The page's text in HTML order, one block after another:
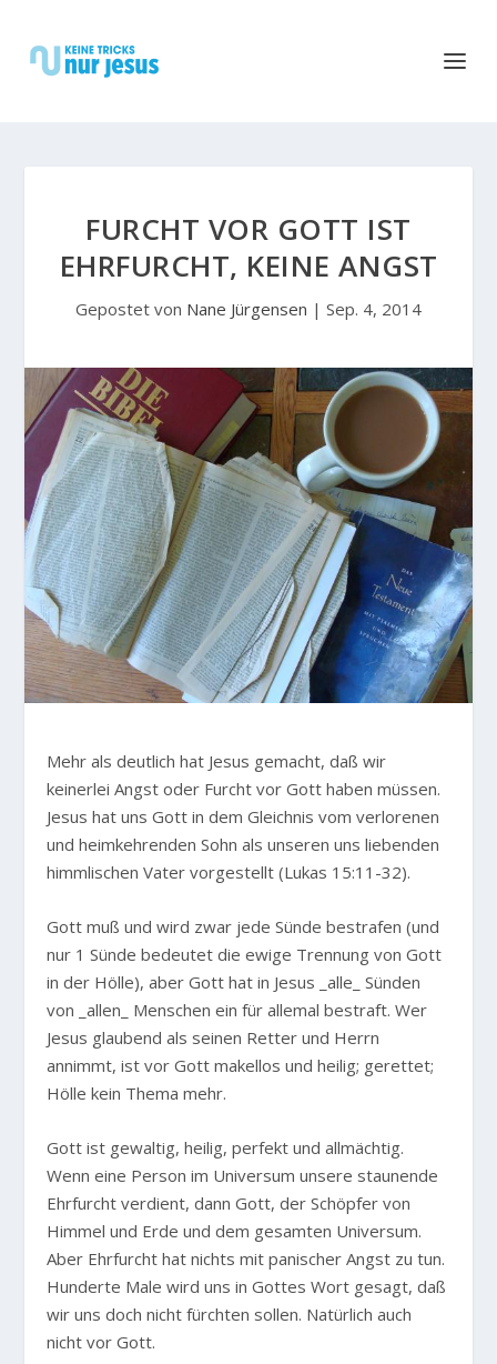
FURCHT VOR GOTT IST
EHRFURCHT, KEINE ANGST
Gepostet von Nane Jürgensen | Sep. 4, 2014
Mehr als deutlich hat Jesus gemacht, daß wir
keinerlei Angst oder Furcht vor Gott haben müssen.
Jesus hat uns Gott in dem Gleichnis vom verlorenen
und heimkehrenden Sohn als unseren uns liebenden
himmlischen Vater vorgestellt (Lukas 15:11-32).
Gott muß und wird zwar jede Sünde bestrafen (und
nur 1 Sünde bedeutet die ewige Trennung von Gott
in der Hölle), aber Gott hat in Jesus _alle_ Sünden
von _allen_ Menschen ein für allemal bestraft. Wer
Jesus glaubend als seinen Retter und Herrn
annimmt, ist vor Gott makellos und heilig; gerettet;
Hölle kein Thema mehr.
Gott ist gewaltig, heilig, perfekt und allmächtig.
Wenn eine Person im Universum unsere staunende
Ehrfurcht verdient, dann Gott, der Schöpfer von
Himmel und Erde und dem gesamten Universum.
Aber Ehrfurcht hat nichts mit panischer Angst zu tun.
Hunderte Male wird uns in Gottes Wort gesagt, daß
wir uns doch nicht fürchten sollen. Natürlich auch
nicht vor Gott.